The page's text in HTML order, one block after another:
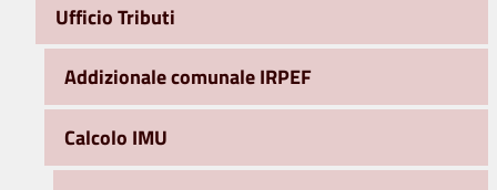
Ufficio Tributi
Addizionale comunale IRPEF
Calcolo IMU